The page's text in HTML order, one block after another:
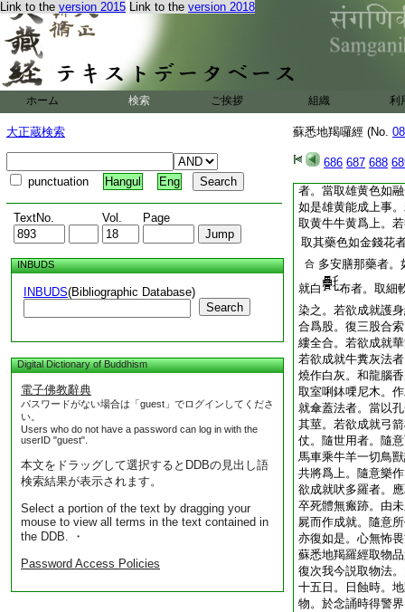
Link to the version 2015 Link to the version 2018
ホーム 検索 ご挨拶 組織 利
大正蔵検索
punctuation Hangul Eng
TextNo. Vol. Page
INBUDS
INBUDS(Bibliographic Database)
Search
Digital Dictionary of Buddhism
電子佛教辭典
パスワードがない場合は「guest」でログインしてくださ
い。
Users who do not have a password can log in with the
userID "guest".
本文をドラッグして選択するとDDBの見出し語
検索結果が表示されます。
Select a portion of the text by dragging your
mouse to view all terms in the text contained in
the DDB. ・
Password Access Policies
蘇悉地羯囉經 (No.
686 687 688
作法速得悉地。若
黄如日初出色光。
若欲成就刀法者。
小指齊。闊四指。
如畫印。安置臺上
欲成就蓮華法者。
一磔手量。或用銀
木作。若欲成就拔
折羅。長十六指。
者。當取雄黄色如
如是雄黄能成上事
取黄牛牛黄爲上。
取其藥色如金錢花
合 多安膳那藥者。
就白
布者。取細
染之。若欲成就護
合爲股。復三股合
縷全合。若欲成就
若欲成就牛糞灰法
燒作白灰。和龍腦
取室唎鉢㗚尼木。
就傘蓋法者。當以
其莖。若欲成就弓
仗。隨世用者。隨
馬車乘牛羊一切鳥
共將爲上。隨意樂
欲成就吠多羅者。
卒死體無瘢跡。由
屍而作成就。隨意
亦復如是。心無怖
蘇悉地羯羅經取物
復次我今説取物法
十五日。日蝕時。
物。於念誦時得警